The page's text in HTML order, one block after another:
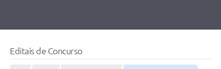
Editais de Concurso